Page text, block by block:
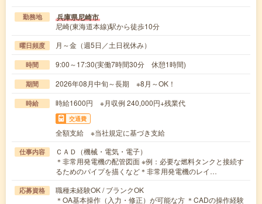
勤務地 兵庫県尼崎市
尼崎(東海道本線)駅から徒歩10分
曜日頻度 月～金（週5日／土日祝休み）
時間 9:00～17:30(実働7時間30分 休憩1時間)
期間 2026年08月中旬～長期 ※8月～OK！
時給 時給1600円 ※月収例 240,000円+残業代
交通費
全額支給 ※当社規定に基づき支給
仕事内容
ＣＡＤ（機械・電気・電子）
＊非常用発電機の配管図面 ※例：必要な燃料タンクと接続す
るためのパイプを描くなど＊非常用発電機のレイ…
応募資格
職種未経験OK / ブランクOK
＊OA基本操作（入力・修正）が可能な方 ＊CADの操作経験